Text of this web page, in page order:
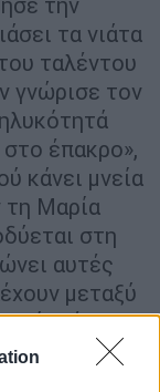
τα νιάτα
ταλέντου
γνώρισε τον
έπακρο»,
κάνει μνεία
τη Μαρία
στη
αυτές
μεταξύ
ότι έχουν
που